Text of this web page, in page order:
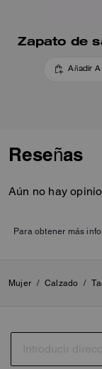
Zapato de
Añadir
Reseñas
Aún no hay
Para obtener más
Mujer / Calzado /